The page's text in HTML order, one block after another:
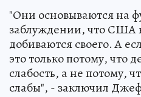
"Они основываются на
заблуждении, что США
добиваются своего. А
это только потому, что
слабость, а не потому,
слабы", - заключил